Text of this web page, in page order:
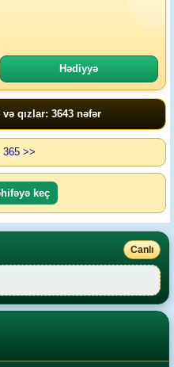
Hədiyyə
qızlar: 3643 nəfər
365 >>
Canlı